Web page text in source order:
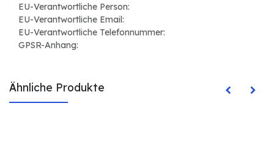
EU-Verantwortliche Person:
EU-Verantwortliche Email:
EU-Verantwortliche Telefonnummer:
GPSR-Anhang:
Ähnliche Produkte